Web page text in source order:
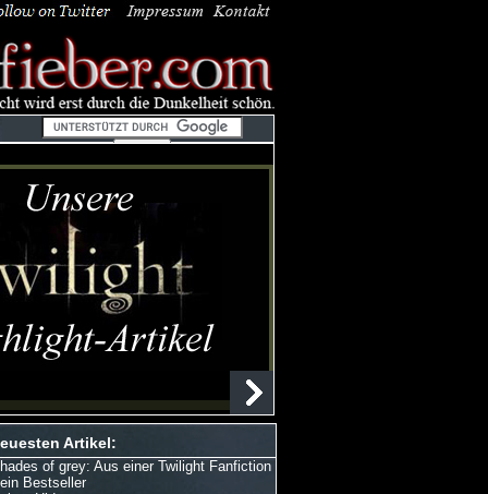
Artikel:
of grey: Aus einer Twilight Fanfiction
Bestseller